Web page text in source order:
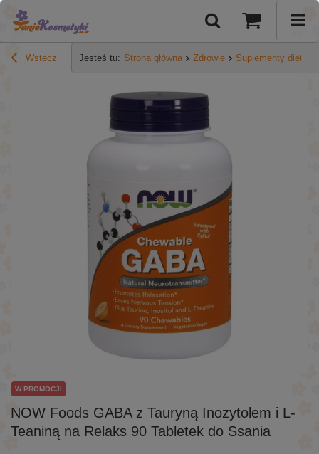
Wstecz Jesteś tu: Strona główna Zdrowie Suplementy diety
NOW Foods GABA z Tauryną Inozytolem i L-
Teaniną na Relaks 90 Tabletek do Ssania
W PROMOCJI